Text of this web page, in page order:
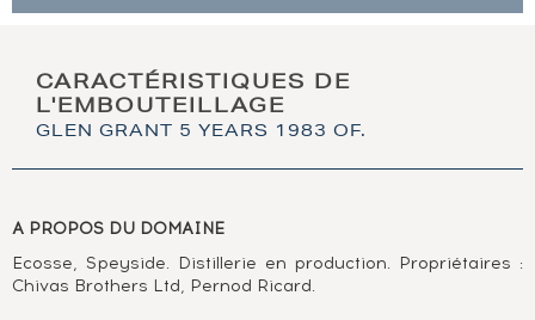
CARACTÉRISTIQUES DE
L'EMBOUTEILLAGE
GLEN GRANT 5 YEARS 1983 OF.
A PROPOS DU DOMAINE
Ecosse, Speyside. Distillerie en production. Propriétaires :
Chivas Brothers Ltd, Pernod Ricard.